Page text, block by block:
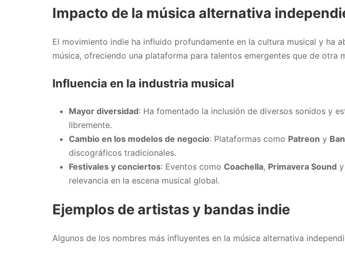
Impacto de la música alternativa
El movimiento indie ha influido profundamente en la cultura musical y
música, ofreciendo una plataforma para talentos emergentes que de otra
Influencia en la industria musical
Mayor diversidad: Ha fomentado la inclusión de diversos sonidos y
libremente.
Cambio en los modelos de negocio: Plataformas como Patreon y
discográficos tradicionales.
Festivales y conciertos: Eventos como Coachella, Primavera Sound y
relevancia en la escena musical global.
Ejemplos de artistas y bandas indie
Algunos de los nombres más influyentes en la música alternativa